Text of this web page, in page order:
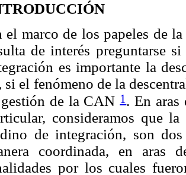
el marco de los papeles de
de interés preguntarse
es importante la
si el fenómeno de la
de la CAN1. En aras
consideramos que
de integración, son
coordinada, en aras
por los cuales